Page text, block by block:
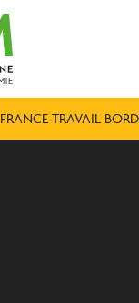
FRANCE TRAVAIL